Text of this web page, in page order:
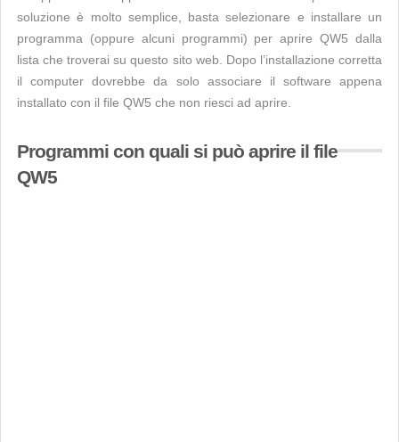
soluzione è molto semplice, basta selezionare e installare un
programma (oppure alcuni programmi) per aprire QW5 dalla
lista che troverai su questo sito web. Dopo l’installazione corretta
il computer dovrebbe da solo associare il software appena
installato con il file QW5 che non riesci ad aprire.
Programmi con quali si può aprire il file
QW5